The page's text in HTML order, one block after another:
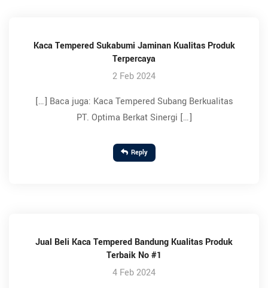
Kaca Tempered Sukabumi Jaminan Kualitas Produk
Terpercaya
2 Feb 2024
[…] Baca juga: Kaca Tempered Subang Berkualitas
PT. Optima Berkat Sinergi […]
Reply
Jual Beli Kaca Tempered Bandung Kualitas Produk
Terbaik No #1
4 Feb 2024